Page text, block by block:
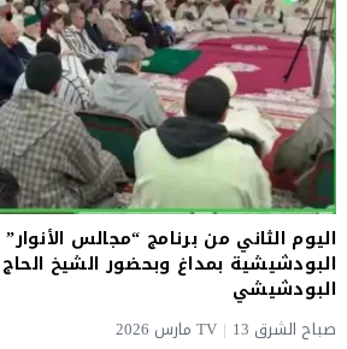
اليوم الثاني من برنامج “مجالس الأنوار”
البودشيشية بمداغ وبحضور الشيخ
البودشيشي
صباح الشرق TV 13 مارس 2026